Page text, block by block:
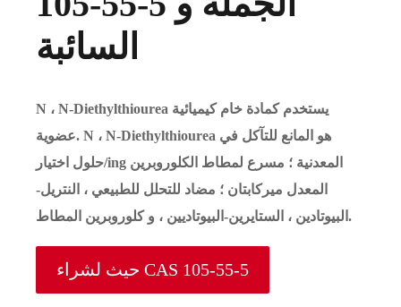
السائبة
N ، N-Diethylthiourea يستخدم كمادة خام كيميائية
عضوية. N ، N-Diethylthiourea هو المانع للتآكل في
حلول اختيار/ing المعدنية ؛ مسرع لمطاط الكلوروبرين
المعدل ميركابتان ؛ مضاد للتحلل للطبيعي ، النتريل-
البيوتادين ، الستايرين-البيوتاديين ، و كلوروبرين المطاط.
حيث لشراء CAS 105-55-5